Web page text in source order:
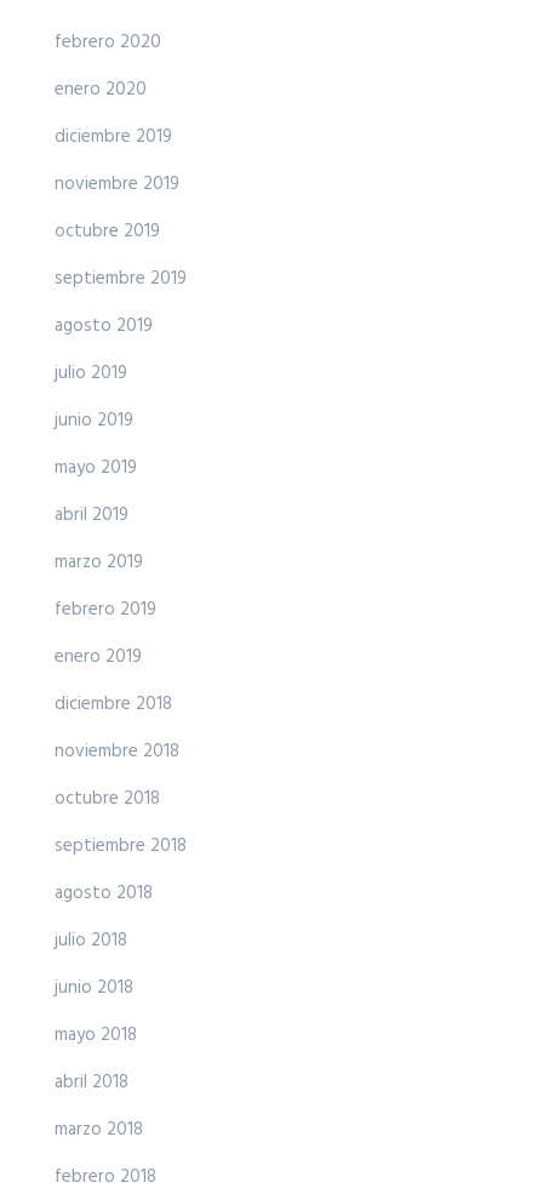
febrero 2020
enero 2020
diciembre 2019
noviembre 2019
octubre 2019
septiembre 2019
agosto 2019
julio 2019
junio 2019
mayo 2019
abril 2019
marzo 2019
febrero 2019
enero 2019
diciembre 2018
noviembre 2018
octubre 2018
septiembre 2018
agosto 2018
julio 2018
junio 2018
mayo 2018
abril 2018
marzo 2018
febrero 2018